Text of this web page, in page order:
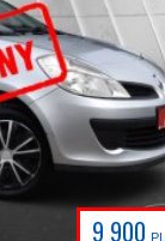
9 900